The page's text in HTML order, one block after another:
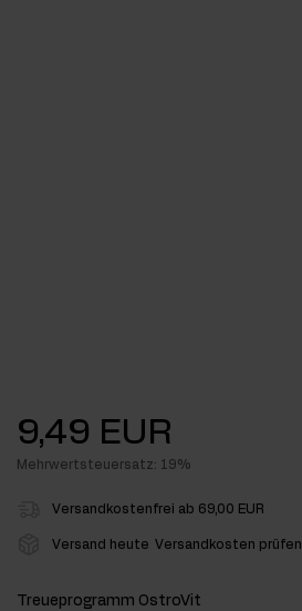
9,49 EUR
Mehrwertsteuersatz: 19%
Versandkostenfrei ab 69,00 EUR
Versand heute Versandkosten prüfen
Treueprogramm OstroVit